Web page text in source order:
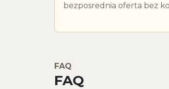
bezposrednia oferta bez
FAQ
FAQ